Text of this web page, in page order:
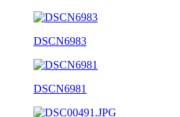
DSCN6983
DSCN6981